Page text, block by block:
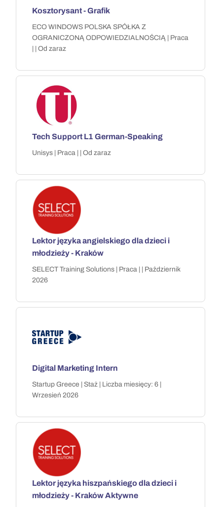
Kosztorysant - Grafik
ECO WINDOWS POLSKA SPÓŁKA Z
OGRANICZONĄ ODPOWIEDZIALNOŚCIĄ | Praca
| | Od zaraz
Tech Support L1 German-Speaking
Unisys | Praca | | Od zaraz
Lektor języka angielskiego dla dzieci i
młodzieży - Kraków
SELECT Training Solutions | Praca | | Październik
2026
Digital Marketing Intern
Startup Greece | Staż | Liczba miesięcy: 6 |
Wrzesień 2026
Lektor języka hiszpańskiego dla dzieci i
młodzieży - Kraków Aktywne